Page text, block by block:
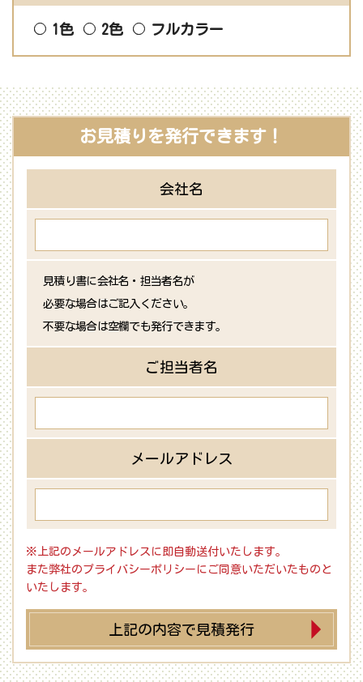
1色 2色 フルカラー
お見積りを発行できます！
会社名
見積り書に会社名・担当者名が
必要な場合はご記入ください。
不要な場合は空欄でも発行できます。
ご担当者名
メールアドレス
※上記のメールアドレスに即自動送付いたします。
また弊社のプライバシーポリシーにご同意いただいたものと
いたします。
上記の内容で見積発行